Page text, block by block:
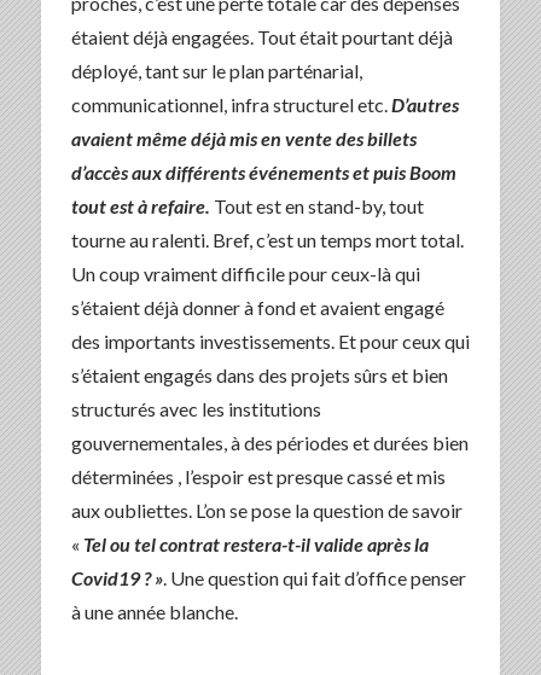
étaient déjà engagées. Tout était pourtant déjà
déployé, tant sur le plan parténarial,
communicationnel, infra structurel etc.D’autres
avaient même déjà mis en vente des billets
d’accès aux différentsévénements et puis Boom
tout est à refaire. Tout est en stand-by, tout
tourne au ralenti. Bref, c’est un temps mort total.
Un coup vraiment difficile pour ceux-là qui
s’étaient déjà donner à fond et avaient engagé
des importants investissements. Et pour ceux qui
s’étaient engagés dans des projets sûrs et bien
structurés avec les institutions
gouvernementales, à des périodes et durées bien
déterminées , l’espoir est presque cassé et mis
aux oubliettes. L’on se pose la question de savoir
« Tel ou tel contrat restera-t-il valide après la
Covid19 ? ». Une question qui fait d’office penser
à une année blanche.